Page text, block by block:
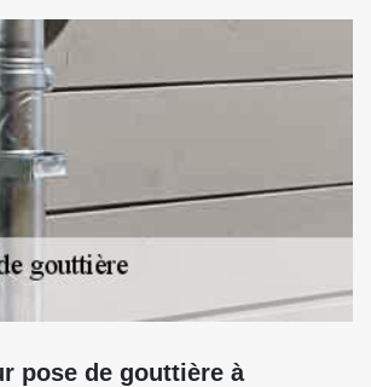
pose de gouttière à